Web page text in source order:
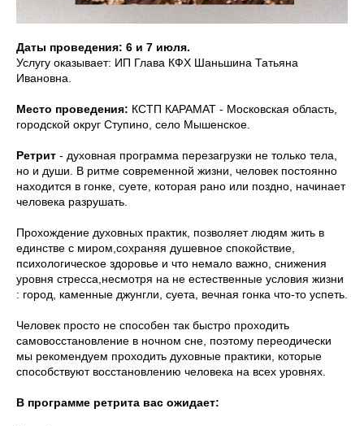
Даты проведения: 6 и 7 июля.
Услугу оказывает: ИП Глава КФХ Шаньшина Татьяна
Ивановна.
Место проведения: КСТП КАРАМАТ - Московская область,
городской округ Ступино, село Мышенское.
Ретрит - духовная программа перезагрузки не только тела,
но и души. В ритме современной жизни, человек постоянно
находится в гонке, суете, которая рано или поздно, начинает
человека разрушать.
Прохождение духовных практик, позволяет людям жить в
единстве с миром,сохраняя душевное спокойствие,
психологическое здоровье и что немало важно, снижения
уровня стресса,несмотря на не естественные условия жизни
: город, каменные джунгли, суета, вечная гонка что-то успеть.
Человек просто не способен так быстро проходить
самовосстановление в ночном сне, поэтому переодически
мы рекомендуем проходить духовные практики, которые
способствуют восстановлению человека на всех уровнях.
В программе ретрита вас ожидает: